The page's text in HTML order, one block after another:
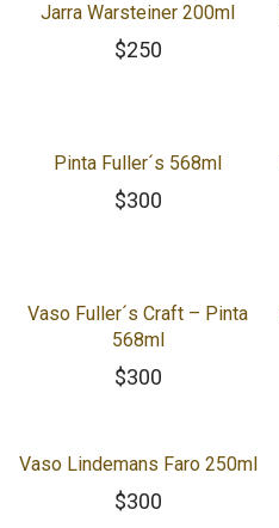
Jarra Warsteiner 200ml
$250
Pinta Fuller´s 568ml
$300
Vaso Fuller´s Craft – Pinta
568ml
$300
Vaso Lindemans Faro 250ml
$300